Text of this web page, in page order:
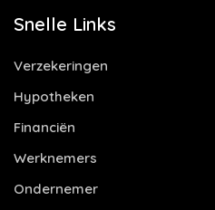
Snelle Links
Verzekeringen
Hypotheken
Financiën
Werknemers
Ondernemer